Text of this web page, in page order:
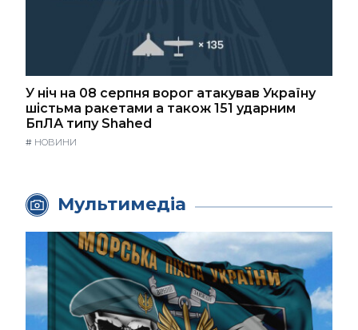
У ніч на 08 серпня ворог атакував Україну
шістьма ракетами а також 151 ударним
БпЛА типу Shahed
# НОВИНИ
Мультимедіа